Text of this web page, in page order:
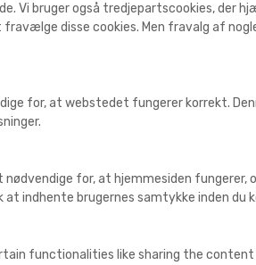
Vi bruger også tredjepartscookies, der
disse cookies. Men fravalg af
for, at webstedet fungerer korrekt.
for, at hjemmesiden
at indhente brugernes samtykke inden du
functionalities like sharing the